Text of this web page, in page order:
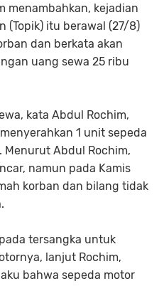
menambahkan, kejadian
(Topik) itu berawal (27/8)
dan berkata akan
uang sewa 25 ribu
kata Abdul Rochim,
1 unit sepeda
Menurut Abdul Rochim,
namun pada Kamis
korban dan bilang tidak
tersangka untuk
lanjut Rochim,
bahwa sepeda motor